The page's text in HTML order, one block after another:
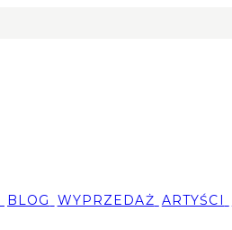
BLOG WYPRZEDAŻ ARTYŚCI